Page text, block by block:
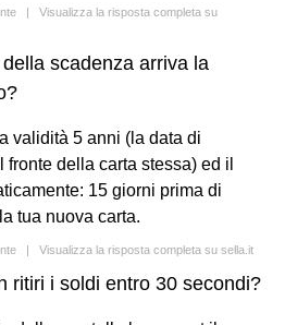
| Visualizza la risposta completa su
scadenza arriva la
validità 5 anni (la data di
della carta stessa) ed il
15 giorni prima di
tua nuova carta.
| Visualizza la risposta completa su sella.it
ritiri i soldi entro 30 secondi?